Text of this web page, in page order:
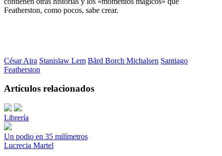
Featherston, como pocos, sabe crear.
César Aira Stanislaw Lem Bård Borch Michalsen Santiago
Featherston
Artículos relacionados
Librería
Un podio en 35 milímetros
Lucrecia Martel